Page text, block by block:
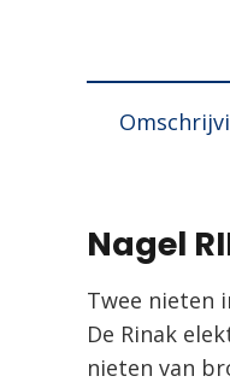
Nagel
Twee nieten
De Rinak
nieten van